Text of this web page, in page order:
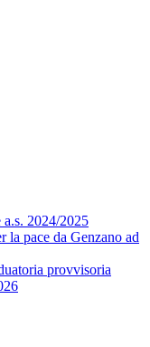
2024/2025
la pace da Genzano ad
provvisoria